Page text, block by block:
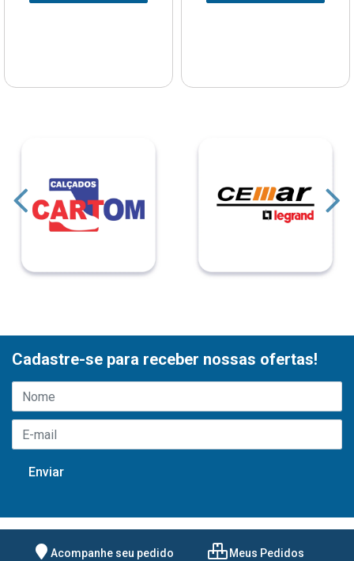
Cadastre-se para receber nossas ofertas!
Acompanhe seu pedido Meus Pedidos